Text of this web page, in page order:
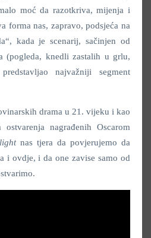
moć da razotkriva, mijenja i
forma nas, zapravo, podsjeća na
kada je scenarij, sačinjen od
(pogleda, knedli zastalih u grlu,
najvažniji segment
drama u 21. vijeku i kao
nagrađenih Oscarom
nas tjera da povjerujemo da
i ovdje, i da one zavise samo od